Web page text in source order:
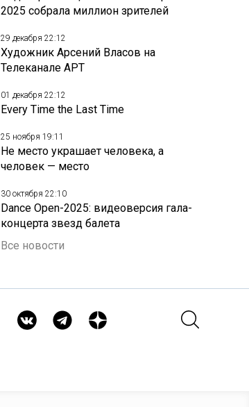
2025 собрала миллион зрителей
29 декабря 22:12
Художник Арсений Власов на
Телеканале АРТ
01 декабря 22:12
Every Time the Last Time
25 ноября 19:11
Не место украшает человека, а
человек — место
30 октября 22:10
Dance Open-2025: видеоверсия гала-
концерта звезд балета
Все новости